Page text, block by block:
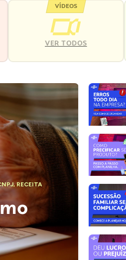
VÍDEOS
VER TODOS
,RECEITA